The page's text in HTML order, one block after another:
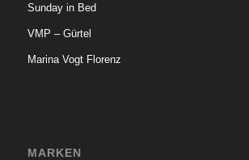
Sunday in Bed
VMP – Gürtel
Marina Vogt Florenz
MARKEN